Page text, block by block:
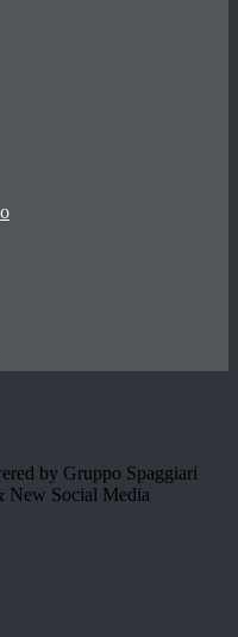
by Gruppo Spaggiari
New Social Media